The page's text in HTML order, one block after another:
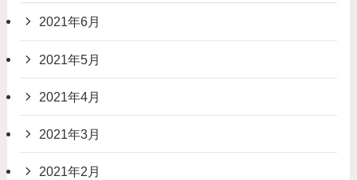
2021年6月
2021年5月
2021年4月
2021年3月
2021年2月